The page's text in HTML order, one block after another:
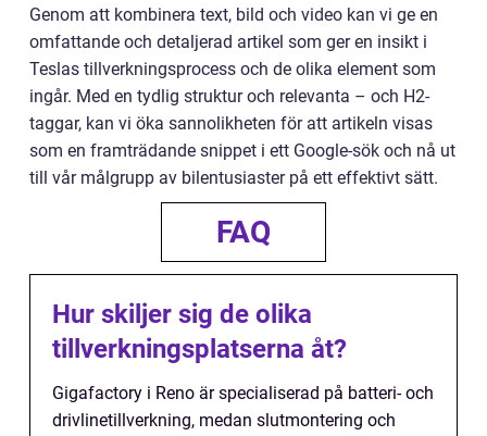
Genom att kombinera text, bild och video kan vi ge en
omfattande och detaljerad artikel som ger en insikt i
Teslas tillverkningsprocess och de olika element som
ingår. Med en tydlig struktur och relevanta – och H2-
taggar, kan vi öka sannolikheten för att artikeln visas
som en framträdande snippet i ett Google-sök och nå ut
till vår målgrupp av bilentusiaster på ett effektivt sätt.
FAQ
Hur skiljer sig de olika
tillverkningsplatserna åt?
Gigafactory i Reno är specialiserad på batteri- och
drivlinetillverkning, medan slutmontering och